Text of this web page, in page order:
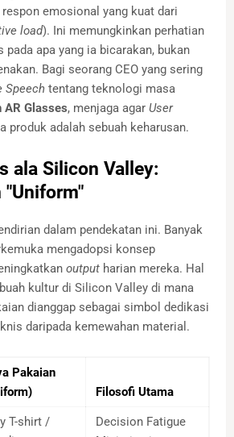
emosional yang kuat dari
load). Ini memungkinkan perhatian
apa yang ia bicarakan, bukan
Bagi seorang CEO yang sering
Speech tentang teknologi masa
AR Glasses, menjaga agar User
produk adalah sebuah keharusan.
ala Silicon Valley:
"Uniform"
dalam pendekatan ini. Banyak
mengadopsi konsep
output harian mereka. Hal
kultur di Silicon Valley di mana
dianggap sebagai simbol dedikasi
daripada kemewahan material.
Pakaian
Filosofi Utama
T-shirt /
Decision Fatigue